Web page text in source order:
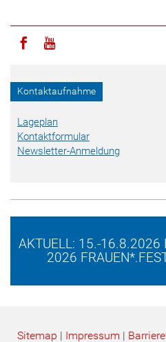
Icon facebook
Icon youtube
Kontaktaufnahme
Lageplan
Kontaktformular
Newsletter-Anmeldung
AKTUELL: 15.-16.8.2026
2026
Sitemap | Impressum |